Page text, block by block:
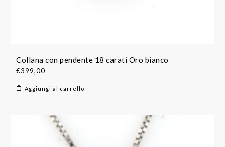
Collana con pendente 18 carati Oro bianco
€399,00
Aggiungi al carrello